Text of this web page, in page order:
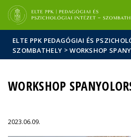
Hírek
ELTE a
ELTE PPK PEDAGÓGIAI ÉS
SZOMBATHELY >WORKSHOP
WORKSHOP
2023.06.09.